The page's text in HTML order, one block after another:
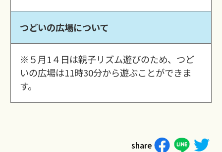
つどいの広場について
※５月1４日は親子リズム遊びのため、つど
いの広場は11時30分から遊ぶことができま
す。
share